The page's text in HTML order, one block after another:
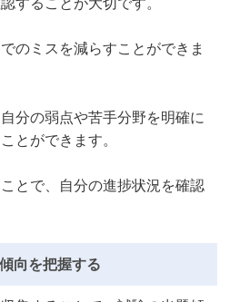
のミスを減らすことができま
分の弱点や苦手分野を明確に
とができます。
とで、自分の進捗状況を確認
向を把握する